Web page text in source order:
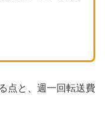
点と、週一回転送費